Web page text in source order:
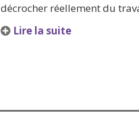
décrocher réellement du
Lire la suite